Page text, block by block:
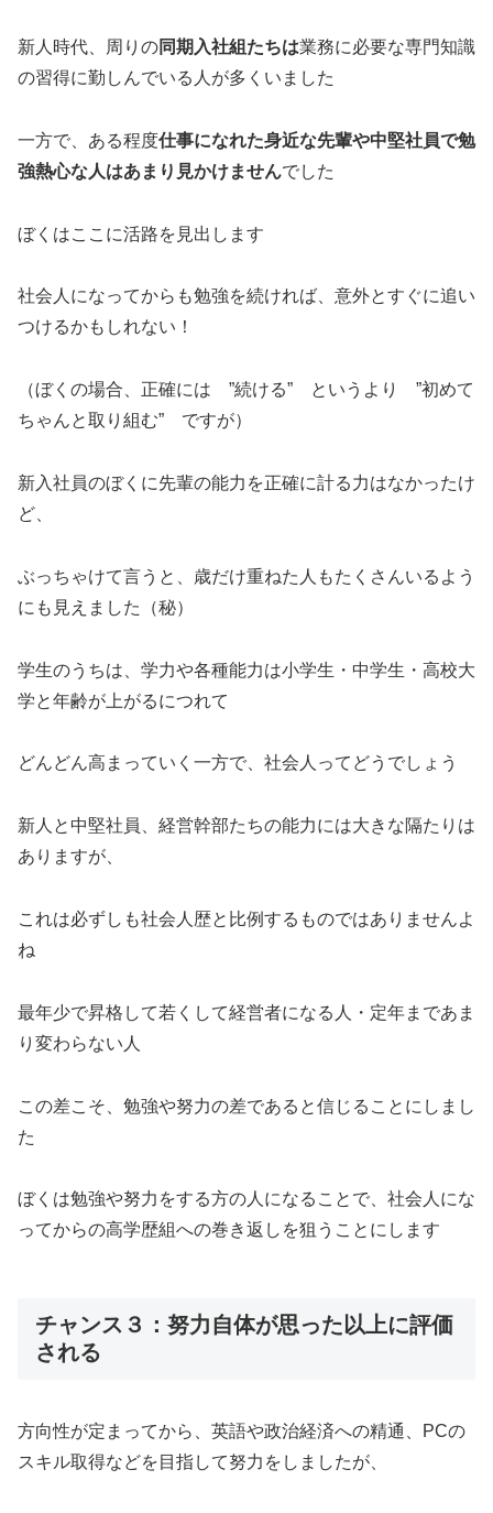
新人時代、周りの同期入社組たちは業務に必要な専門知識
の習得に勤しんでいる人が多くいました
一方で、ある程度仕事になれた身近な先輩や中堅社員で勉
強熱心な人はあまり見かけませんでした
ぼくはここに活路を見出します
社会人になってからも勉強を続ければ、意外とすぐに追い
つけるかもしれない！
（ぼくの場合、正確には ”続ける” というより ”初めて
ちゃんと取り組む” ですが）
新入社員のぼくに先輩の能力を正確に計る力はなかったけ
ど、
ぶっちゃけて言うと、歳だけ重ねた人もたくさんいるよう
にも見えました（秘）
学生のうちは、学力や各種能力は小学生・中学生・高校大
学と年齢が上がるにつれて
どんどん高まっていく一方で、社会人ってどうでしょう
新人と中堅社員、経営幹部たちの能力には大きな隔たりは
ありますが、
これは必ずしも社会人歴と比例するものではありませんよ
ね
最年少で昇格して若くして経営者になる人・定年まであま
り変わらない人
この差こそ、勉強や努力の差であると信じることにしまし
た
ぼくは勉強や努力をする方の人になることで、社会人にな
ってからの高学歴組への巻き返しを狙うことにします
チャンス３：努力自体が思った以上に評価
される
方向性が定まってから、英語や政治経済への精通、PCの
スキル取得などを目指して努力をしましたが、